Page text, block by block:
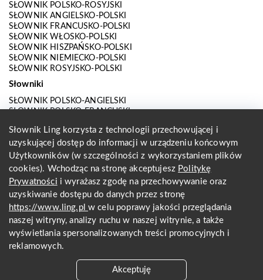
SŁOWNIK POLSKO-ROSYJSKI
SŁOWNIK ANGIELSKO-POLSKI
SŁOWNIK FRANCUSKO-POLSKI
SŁOWNIK WŁOSKO-POLSKI
SŁOWNIK HISZPAŃSKO-POLSKI
SŁOWNIK NIEMIECKO-POLSKI
SŁOWNIK ROSYJSKO-POLSKI
Słowniki
SŁOWNIK POLSKO-ANGIELSKI
SŁOWNIK POLSKO-FRANCUSKI
SŁOWNIK POLSKO-HISZPAŃSKI
SŁOWNIK POLSKO-NIEMIECKI
SŁOWNIK POLSKO-ROSYJSKI
SŁOWNIK ANGIELSKO-POLSKI
SŁOWNIK FRANCUSKO-POLSKI
SŁOWNIK WŁOSKO-POLSKI
SŁOWNIK HISZPAŃSKO-POLSKI
SŁOWNIK NIEMIECKO-POLSKI
SŁOWNIK ROSYJSKO-POLSKI
O nas
KONTAKT Z REDAKCJĄ
Słownik Ling korzysta z technologii przechowującej i
uzyskującej dostęp do informacji w urządzeniu końcowym
Użytkowników (w szczególności z wykorzystaniem plików
cookies). Wchodząc na stronę akceptujesz Politykę
Prywatności i wyrażasz zgodę na przechowywanie oraz
uzyskiwanie dostępu do danych przez stronę
https://www.ling.plw celu poprawy jakości przeglądania
naszej witryny, analizy ruchu w naszej witrynie, a także
wyświetlania spersonalizowanych treści promocyjnych i
reklamowych.
Akceptuję